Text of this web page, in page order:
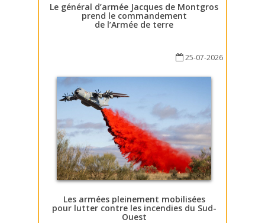
Le général d’armée Jacques de Montgros
prend le commandement
de l’Armée de terre
25-07-2026
Les armées pleinement mobilisées
pour lutter contre les incendies du Sud-
Ouest